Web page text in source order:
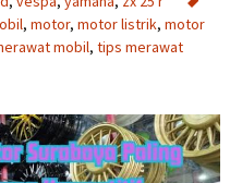
, motor, motor listrik, motor
mobil, tips merawat